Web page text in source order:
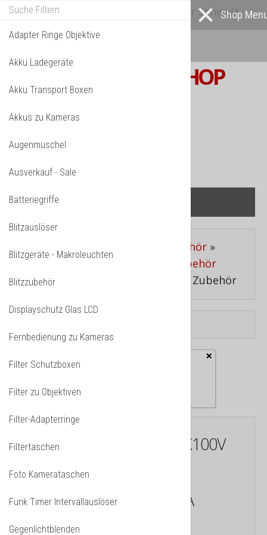
Alle* Artikel ab eigenem Lager in der Schweiz
lieferbar! *
Mehr darüber...
S W I S S PHOTOSHOP
IHR WARENKORB IST NOCH LEER.
Zubehör »
Zubehör nach Kamera Typ
Zubehör
Fujilim Kameras
Fujifilm X100V Zubehör
×
Fehler
System Plugin is missing
ZUBEHÖR ZU FUJIFILM X100V
JJC,
FUJIFILMX100V
KAMERA
ZUBEHÖR
Adapter Ringe Objektive
Akku Ladegeräte
Akku Transport Boxen
Akkus zu Kameras
Augenmuschel
Ausverkauf - Sale
Batteriegriffe
Blitzauslöser
Blitzgeräte - Makroleuchten
Blitzzubehör
Displayschutz Glas LCD
Fernbedienung zu Kameras
Filter Schutzboxen
Filter zu Objektiven
Filter-Adapterringe
Filtertaschen
Foto Kamerataschen
Funk Timer Intervallauslöser
Gegenlichtblenden